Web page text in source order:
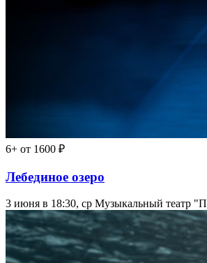
6+ от 1600 ₽
Лебединое озеро
3 июня в 18:30, ср Музыкальный театр